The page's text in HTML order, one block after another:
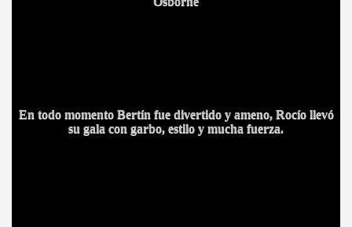
En todo momento Bertín fue divertido y ameno, Rocío llevó
su gala con garbo, estilo y mucha fuerza.